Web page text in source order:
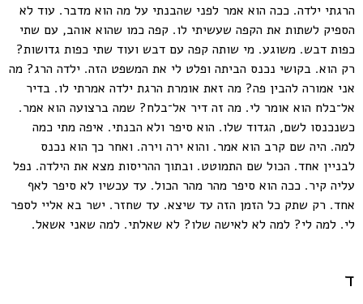
הרגתי ילדה. ככה הוא אמר לפני שהבנתי על מה הוא מדבר. עוד לא
הספיק לשתות את הקפה שעשיתי לו. קפה כמו שהוא אוהב, עם שתי
כפות דבש. משוגע. מי שותה קפה עם דבש ועוד שתי כפות גדושות?
רק הוא. בקושי נכנס הביתה ופלט לי את המשפט הזה. ילדה הרג? מה
אני אמורה להבין פה? מה זאת אומרת הרגת ילדה אמרתי לו. בדיר
אל־בלח הוא אומר לי. מה זה דיר אל־בלח? שמה ברצועה הוא אמר.
כשנכנסו לשם, הגדוד שלו. הוא סיפר ולא הבנתי. איפה מתי כמה
למה. היה שם קרב הוא אמר. והוא ירה וירה. ואחר כך הוא נכנס
לבניין אחד. הכול שם התמוטט. ובתוך ההריסות מצא את הילדה. נפל
עליה קיר. ככה הוא סיפר מהר מהר הכול. עד עכשיו לא סיפר לאף
אחד. רק שתק כל הזמן הזה עד שיצא. עד שחזר. ישר בא אליי לספר
לי. למה לי? למה לא לאישה שלו? לא שאלתי. למה שאני אשאל.
ד